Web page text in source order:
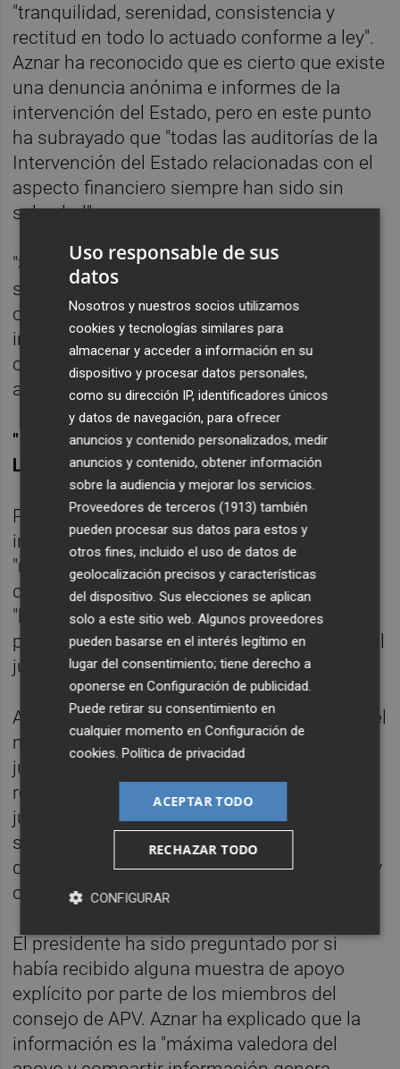
"tranquilidad, serenidad, consistencia y
rectitud en todo lo actuado conforme a ley".
Aznar ha reconocido que es cierto que existe
una denuncia anónima e informes de la
intervención del Estado, pero en este punto
ha subrayado que "todas las auditorías de la
Intervención del Estado relacionadas con el
aspecto financiero siempre han sido sin
salvedad".
"Sin embargo en la auditoría operativa
siempre ha habido comentarios y
observaciones, y como la misma
interventora declaró ante el juez, han sido
corregidas en su inmensa mayoría", ha
agregado.
"IMPRECISIONES Y DATOS ERRÓNEOS EN
LOS MEDIOS"
Por otro lado, Aznar ha criticado que la
investigación de la Fiscalía es un proceso
"muy contado en los medios de
comunicación" y se está haciendo con
"bastantes imprecisiones y datos erróneos,
pero habrá tiempo para aclararlo todo ante el
juez".
Aznar ha comentado que su actitud "desde el
minuto cero" es la de "colaboración con la
justicia y siempre desde la discreción y el
respeto a los tiempos y a las formas de la
justicia". "Esa actitud es invariable y así
seguirá siendo porque es un tema que hay
que tomarse súper en serio como debe ser y
como se está tomando", ha destacado.
El presidente ha sido preguntado por si
había recibido alguna muestra de apoyo
explícito por parte de los miembros del
consejo de APV. Aznar ha explicado que la
información es la "máxima valedora del
Uso responsable de sus
datos
Nosotros y nuestros socios utilizamos
cookies y tecnologías similares para
almacenar y acceder a información en su
dispositivo y procesar datos personales,
como su dirección IP, identificadores únicos
y datos de navegación, para ofrecer
anuncios y contenido personalizados, medir
anuncios y contenido, obtener información
sobre la audiencia y mejorar los servicios.
Proveedores de terceros (1913) también
pueden procesar sus datos para estos y
otros fines, incluido el uso de datos de
geolocalización precisos y características
del dispositivo. Sus elecciones se aplican
solo a este sitio web. Algunos proveedores
pueden basarse en el interés legítimo en
lugar del consentimiento; tiene derecho a
oponerse enConfiguración de publicidad
Puede retirar su consentimiento en
cualquier momento enConfiguración de
cookies .Política de privacidad
ACEPTAR TODO
RECHAZAR TODO
CONFIGURAR